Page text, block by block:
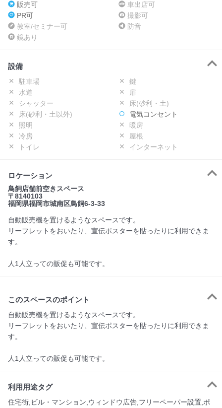
販売可
車出店可
PR可
撮影可
教室/セミナー可
防音
鏡あり
設備
駐車場
鍵
水道
扉
シャッター
床(砂利・土)
床(砂利・土以外)
電気コンセント
照明
暖房
冷房
屋根
トイレ
インターネット
ロケーション
鳥飼店舗前空きスペース
〒8140103
福岡県福岡市城南区鳥飼6-3-33
自動販売機を置けるようなスペースです。
リーフレットをおいたり、宣伝ポスターを貼ったりに利用できま
す。
人1人立っての販促も可能です。
このスペースのポイント
自動販売機を置けるようなスペースです。
リーフレットをおいたり、宣伝ポスターを貼ったりに利用できま
す。
人1人立っての販促も可能です。
利用用途タグ
住宅街,ビル・マンション,ウィンドウ広告,フリーペーパー設置,ポ